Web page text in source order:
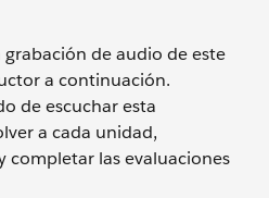
de audio de este
a continuación.
de escuchar esta
a cada unidad,
completar las evaluaciones